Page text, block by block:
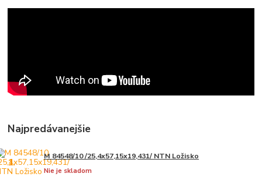
Najpredávanejšie
1. M 84548/10 /25,4x57,15x19,431/ NTN Ložisko
Nie je skladom